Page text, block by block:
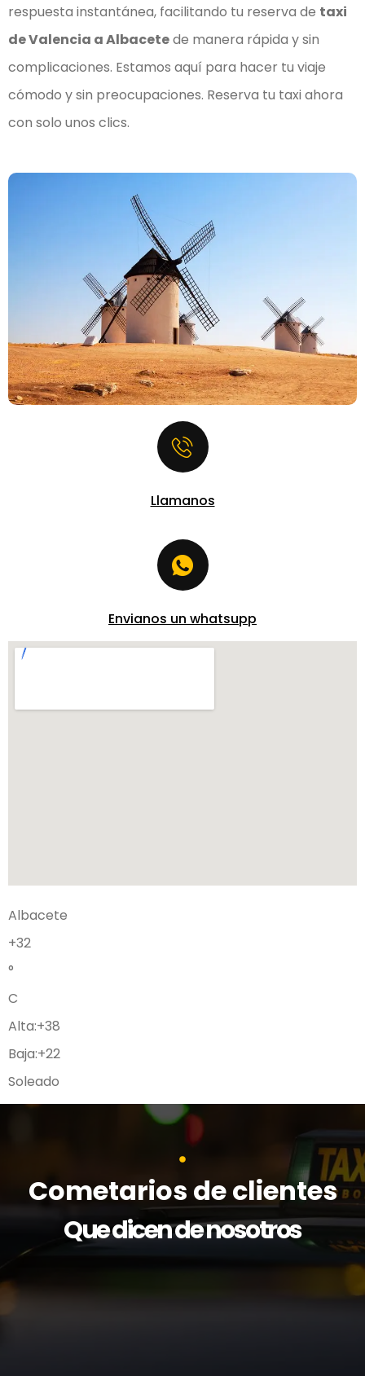
respuesta instantánea, facilitando tu reserva de taxi
de Valencia a Albacetede manera rápida y sin
complicaciones. Estamos aquí para hacer tu viaje
cómodo y sin preocupaciones. Reserva tu taxi ahora
con solo unos clics.
Llamanos
Envianos un whatsupp
Albacete
+32
°
C
Alta:+38
Baja:+22
Soleado
Cometarios de clientes
Que dicen de nosotros